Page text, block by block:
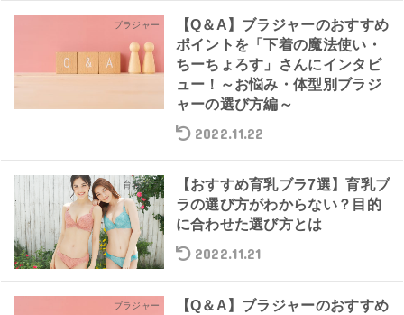
ブラジャー
【Q＆A】ブラジャーのおすすめ
ポイントを「下着の魔法使い・
ちーちょろす」さんにインタビ
ュー！～お悩み・体型別ブラジ
ャーの選び方編～
2022.11.22
育乳ブラ
【おすすめ育乳ブラ7選】育乳ブ
ラの選び方がわからない？目的
に合わせた選び方とは
2022.11.21
ブラジャー
【Q＆A】ブラジャーのおすすめ